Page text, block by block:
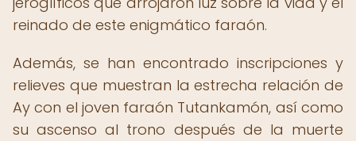
reinado de este enigmático faraón.
Además, se han encontrado inscripciones y
relieves que muestran la estrecha relación de
Ay con el joven faraón Tutankamón, así como
su ascenso al trono después de la muerte